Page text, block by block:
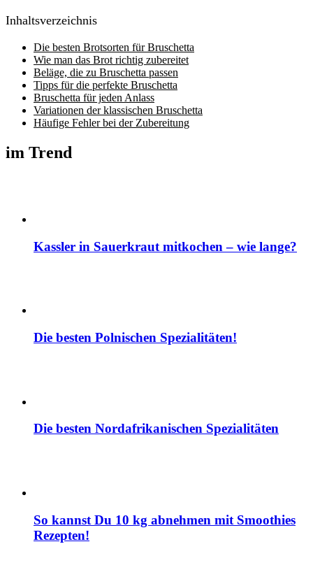
Inhaltsverzeichnis
Die besten Brotsorten für Bruschetta
Wie man das Brot richtig zubereitet
Beläge, die zu Bruschetta passen
Tipps für die perfekte Bruschetta
Bruschetta für jeden Anlass
Variationen der klassischen Bruschetta
Häufige Fehler bei der Zubereitung
im Trend
Kassler in Sauerkraut mitkochen – wie lange?
Die besten Polnischen Spezialitäten!
Die besten Nordafrikanischen Spezialitäten
So kannst Du 10 kg abnehmen mit Smoothies
Rezepten!